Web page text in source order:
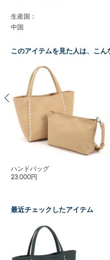
生産国：
中国
このアイテムを見た人は、こ
ハンドバッグ
23,000円
最近チェックしたアイテム